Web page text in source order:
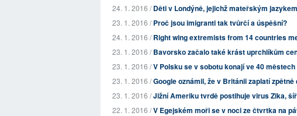
24. 1. 2016 /Děti v Londýně, jejichž mateřským
23. 1. 2016 /Proč jsou imigranti tak tvůrčí a úspěšní?
24. 1. 2016 /Right wing extremists from 14 countries
23. 1. 2016 /Bavorsko začalo také krást uprchlíkům
23. 1. 2016 /V Polsku se v sobotu konají ve 40
23. 1. 2016 /Google oznámil, že v Británii zaplatí
23. 1. 2016 /Jižní Ameriku tvrdě postihuje virus Zika,
22. 1. 2016 /V Egejském moři se v noci ze čtvrtka na